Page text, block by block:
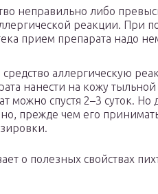
неправильно либо
реакции. При
прием препарата надо
аллергическую
нанести на кожу
можно спустя 2–3 суток.
прежде чем его
о полезных свойствах